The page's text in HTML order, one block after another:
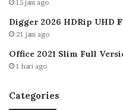
15 jam ago
Digger 2026 HDRip UHD
21 jam ago
Office 2021 Slim Full
1 hari ago
Categories